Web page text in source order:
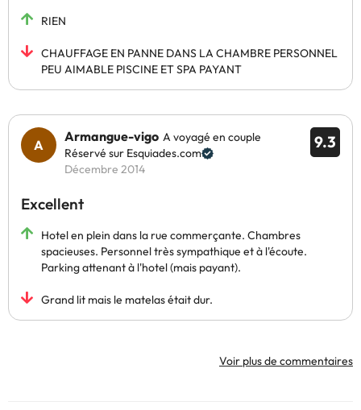
RIEN
CHAUFFAGE EN PANNE DANS LA CHAMBRE PERSONNEL
PEU AIMABLE PISCINE ET SPA PAYANT
9.3
Armangue-vigo A voyagé en couple
Réservé sur Esquiades.com
Décembre 2014
Excellent
Hotel en plein dans la rue commerçante. Chambres
spacieuses. Personnel très sympathique et à l'écoute.
Parking attenant à l'hotel (mais payant).
Grand lit mais le matelas était dur.
Voir plus de commentaires